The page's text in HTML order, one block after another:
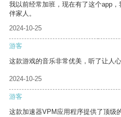
我以前经常加班，现在有了这个app
伴家人。
2024-10-25
游客
这款游戏的音乐非常优美，听了让人心
2024-10-25
游客
这款加速器VPM应用程序提供了顶级